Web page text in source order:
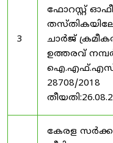
3
ഫോറസ്റ്റ്
ചാർജ്
ഉത്തരവ്
ഐ.എഫ്.എസ്
28708/2018
കേരള